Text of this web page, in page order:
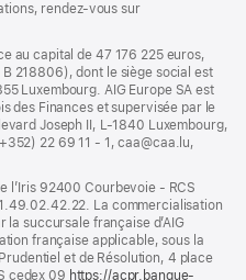
rendez-vous sur
au capital de 47 176 225 euros,
218806), dont le siège social est
Luxembourg. AIG Europe SA est
des Finances et supervisée par le
Joseph II, L-1840 Luxembourg,
22 69 11 - 1, caa@caa.lu,
l’Iris 92400 Courbevoie - RCS
La commercialisation
la succursale française d’AIG
française applicable, sous la
et de Résolution, 4 place
cedex 09 https://acpr.banque-